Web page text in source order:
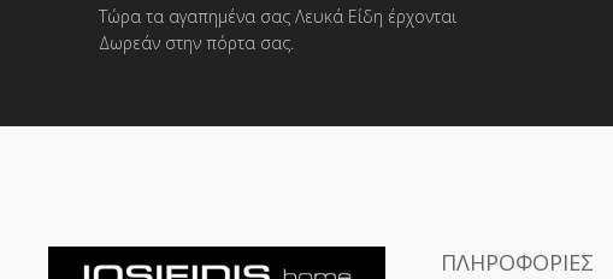
Τώρα τα αγαπημένα σας Λευκά Είδη έρχονται
Δωρεάν στην πόρτα σας.
ΠΛΗΡΟΦΟΡΙΕΣ